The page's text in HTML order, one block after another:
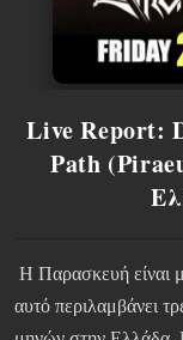
Live Report:
Path
Η Παρασκευή είναι
αυτό περιλαμβάνει